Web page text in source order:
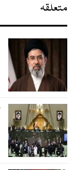
متعلقہ